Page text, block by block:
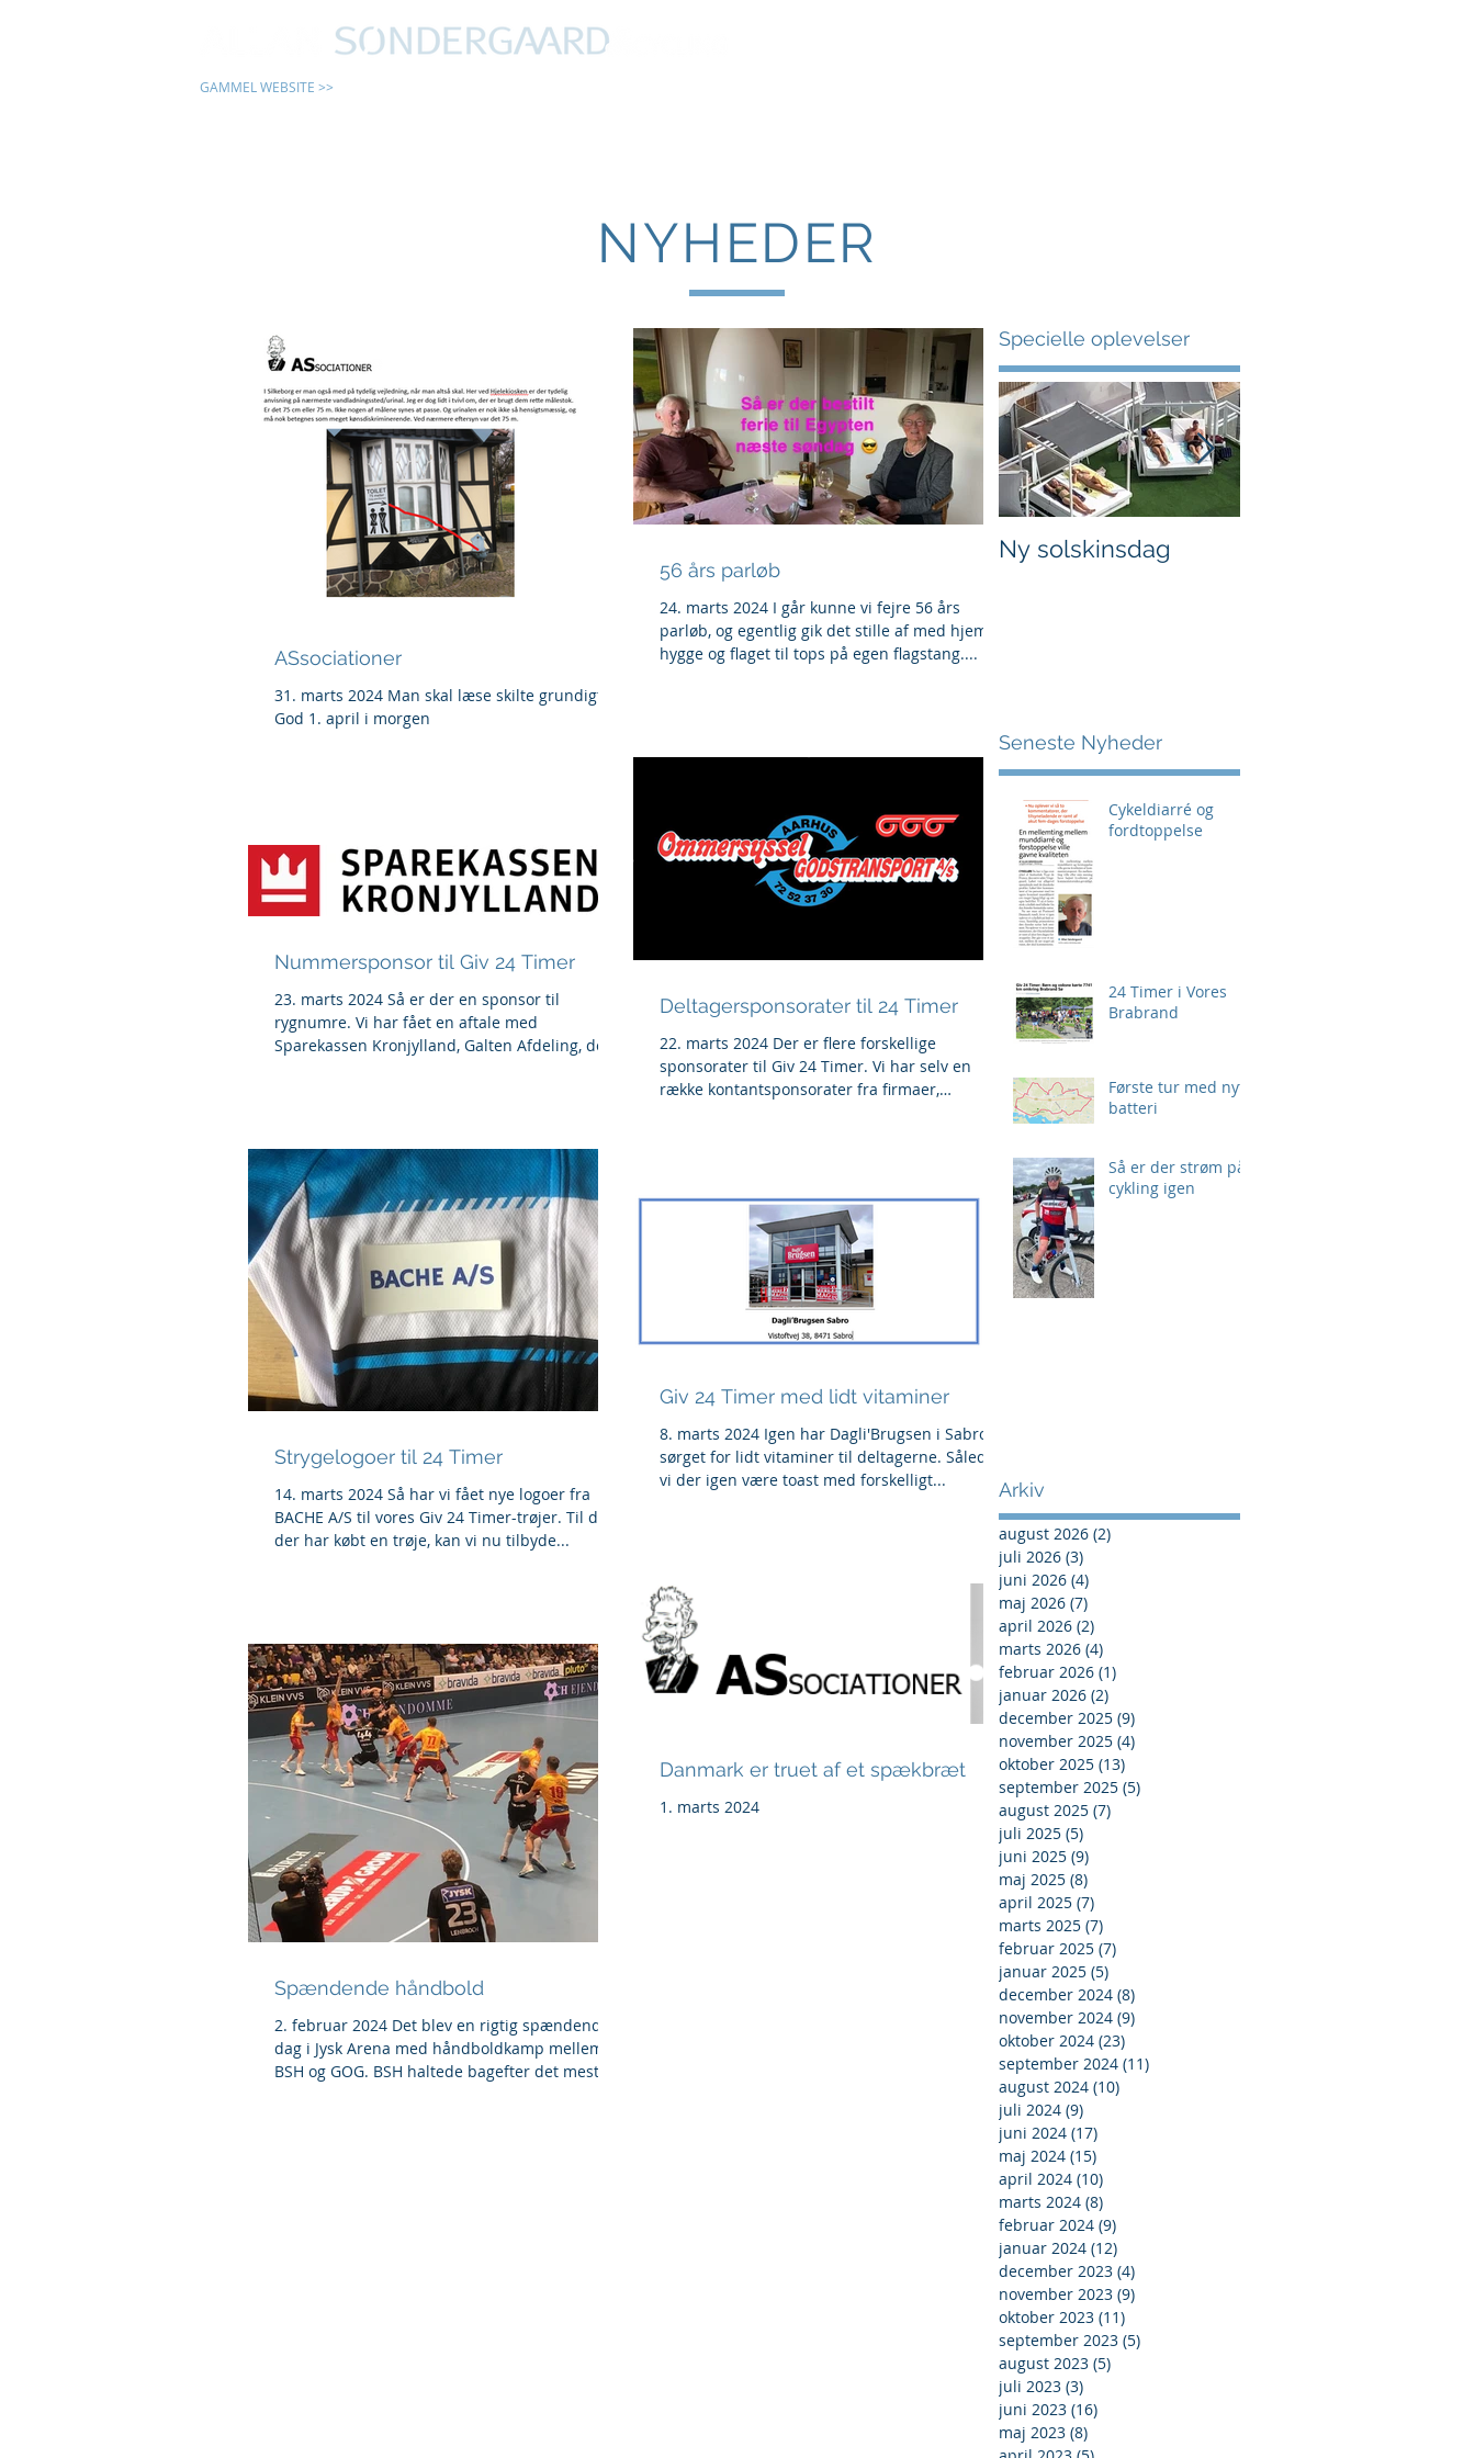
GAMMEL WEBSITE >>
NYHEDER
ASsociationer
31. marts 2024 Man skal læse skilte grundigt.
God 1. april i morgen
56 års parløb
24. marts 2024 I går kunne vi fejre 56 års
parløb, og egentlig gik det stille af med hjemlig
hygge og flaget til tops på egen flagstang....
Nummersponsor til Giv 24 Timer
23. marts 2024 Så er der en sponsor til
rygnumre. Vi har fået en aftale med
Sparekassen Kronjylland, Galten Afdeling, der i
Deltagersponsorater til 24 Timer
22. marts 2024 Der er flere forskellige
sponsorater til Giv 24 Timer. Vi har selv en
række kontantsponsorater fra firmaer,
Strygelogoer til 24 Timer
14. marts 2024 Så har vi fået nye logoer fra
BACHE A/S til vores Giv 24 Timer-trøjer. Til dem,
der har købt en trøje, kan vi nu tilbyde...
Giv 24 Timer med lidt vitaminer
8. marts 2024 Igen har Dagli'Brugsen i Sabro
sørget for lidt vitaminer til deltagerne. Således
vi der igen være toast med forskelligt...
Spændende håndbold
2. februar 2024 Det blev en rigtig spændende
dag i Jysk Arena med håndboldkamp mellem
BSH og GOG. BSH haltede bagefter det meste
Danmark er truet af et spækbræt
1. marts 2024
Specielle oplevelser
Ny solskinsdag
Seneste Nyheder
Cykeldiarré og
fordtoppelse
24 Timer i Vores
Brabrand
Første tur med nyt
batteri
Så er der strøm på
cykling igen
Arkiv
august 2026 (2)
juli 2026 (3)
juni 2026 (4)
maj 2026 (7)
april 2026 (2)
marts 2026 (4)
februar 2026 (1)
januar 2026 (2)
december 2025 (9)
november 2025 (4)
oktober 2025 (13)
september 2025 (5)
august 2025 (7)
juli 2025 (5)
juni 2025 (9)
maj 2025 (8)
april 2025 (7)
marts 2025 (7)
februar 2025 (7)
januar 2025 (5)
december 2024 (8)
november 2024 (9)
oktober 2024 (23)
september 2024 (11)
august 2024 (10)
juli 2024 (9)
juni 2024 (17)
maj 2024 (15)
april 2024 (10)
marts 2024 (8)
februar 2024 (9)
januar 2024 (12)
december 2023 (4)
november 2023 (9)
oktober 2023 (11)
september 2023 (5)
august 2023 (5)
juli 2023 (3)
juni 2023 (16)
maj 2023 (8)